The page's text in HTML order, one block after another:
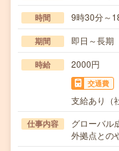
時間 9時30分～
期間 即日～長期
時給 2000円
交通費
支給あり（
仕事内容
グローバル
外拠点との